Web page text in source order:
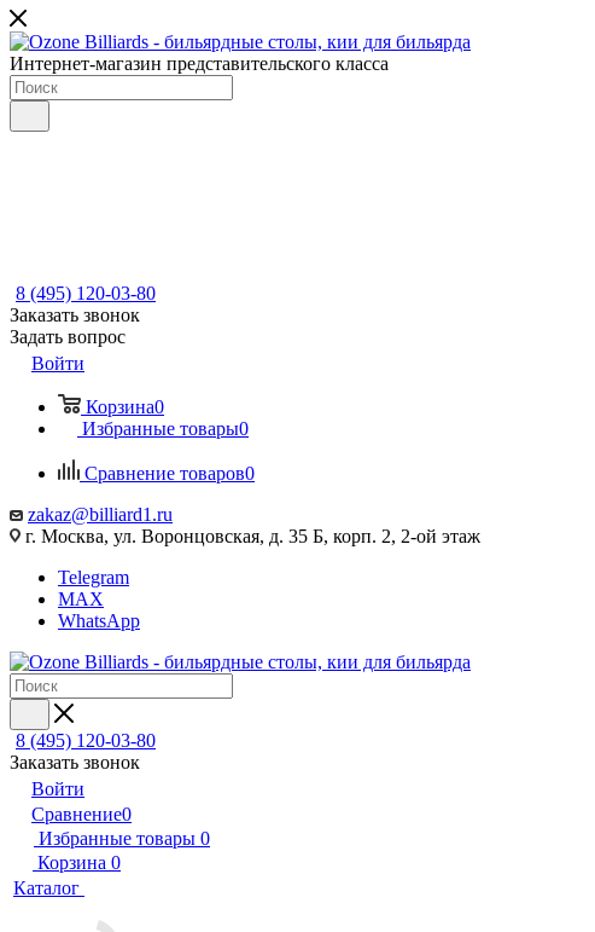
Интернет-магазин представительского класса
8 (495) 120-03-80
Заказать звонок
Задать вопрос
Войти
Корзина0
Избранные товары0
Сравнение товаров0
zakaz@billiard1.ru
г. Москва, ул. Воронцовская, д. 35 Б, корп. 2, 2-ой этаж
Telegram
MAX
WhatsApp
8 (495) 120-03-80
Заказать звонок
Войти
Сравнение0
Избранные товары 0
Корзина 0
Каталог